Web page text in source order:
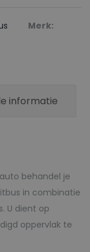
Merk:
informatie
behandel je
in combinatie
U dient op
oppervlak te